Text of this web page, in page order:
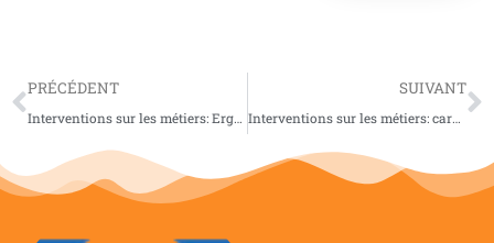
PRÉCÉDENT
Interventions sur les métiers: Ergothérapeute et Aide-soignante, mamans de Jeanne et Maïdon
SUIVANT
Interventions sur les métiers: cardiologue et chirurgien pédiatre, papa de Suzanne et maman d’Eléonore